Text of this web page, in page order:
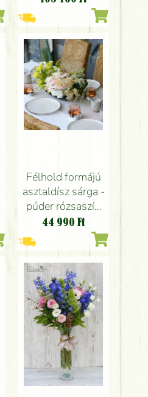
térdekoráció
fiolákkal, áttetsző
szerkezettel
(rózsaszín, sárga,
barack, angol
rózsa, kála,
orchidea,
anthurium)
Félhold formájú
asztaldísz sárga -
púder rózsaszín
színben (rózsa,
hortenzia, kála,
lepke boglárka,
kamilla)
44 990 Ft